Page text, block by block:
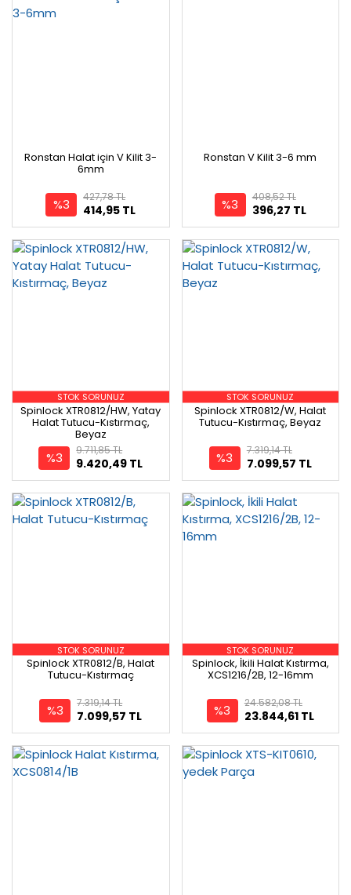
Ronstan Halat için V Kilit 3-
6mm
%3 414,95 TL
427,78 TL
Ronstan V Kilit 3-6 mm
%3 396,27 TL
408,52 TL
STOK SORUNUZ
Spinlock XTR0812/HW, Yatay
Halat Tutucu-Kıstırmaç,
Beyaz
%3 9.420,49 TL
9.711,85 TL
STOK SORUNUZ
Spinlock XTR0812/W, Halat
Tutucu-Kıstırmaç, Beyaz
%3 7.099,57 TL
7.319,14 TL
STOK SORUNUZ
Spinlock XTR0812/B, Halat
Tutucu-Kıstırmaç
%3 7.099,57 TL
7.319,14 TL
STOK SORUNUZ
Spinlock, İkili Halat Kıstırma,
XCS1216/2B, 12-16mm
%3 23.844,61 TL
24.582,08 TL